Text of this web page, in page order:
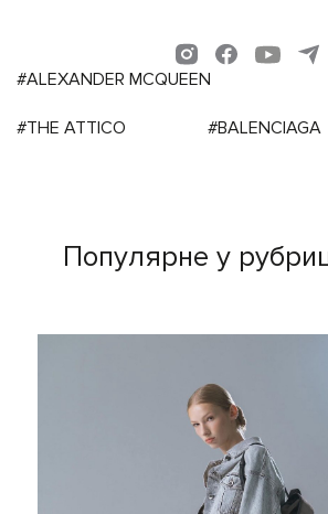
#ALEXANDER MCQUEEN
#THE ATTICO #BALENCIAGA
Популярне у